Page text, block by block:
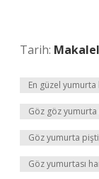
Tarih:
En güzel
Göz göz yumurta
Göz yumurta
Göz yumurtası